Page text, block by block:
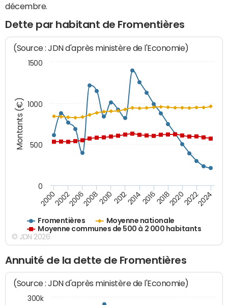
décembre.
Dette par habitant de Fromentières
Montants (€)
(Source : JDN d'après ministère de l'Economie)
Fromentières
Moyenne nationale
Moyenne communes de 500 à 2 000 habitants
200020022006200820102012201420162018202020222024
0
500
1000
1500
© JDN 2026
Annuité de la dette de Fromentières
(Source : JDN d'après ministère de l'Economie)
300k